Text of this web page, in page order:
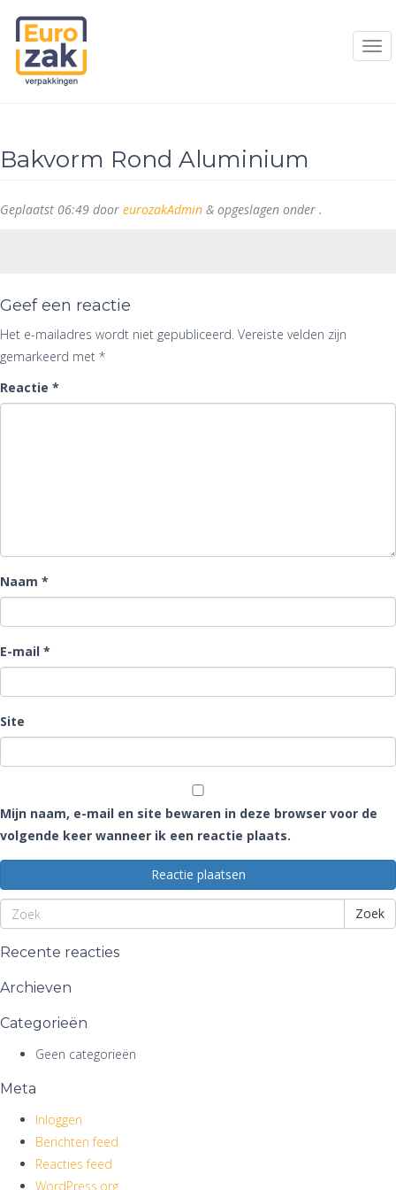
Bakvorm Rond Aluminium
Geplaatst 06:49 door eurozakAdmin & opgeslagen onder .
Geef een reactie
Het e-mailadres wordt niet gepubliceerd. Vereiste velden zijn
gemarkeerd met *
Reactie *
Naam *
E-mail *
Site
Mijn naam, e-mail en site bewaren in deze browser voor de
volgende keer wanneer ik een reactie plaats.
Zoek
Recente reacties
Archieven
Categorieën
Geen categorieën
Meta
Inloggen
Berichten feed
Reacties feed
WordPress.org